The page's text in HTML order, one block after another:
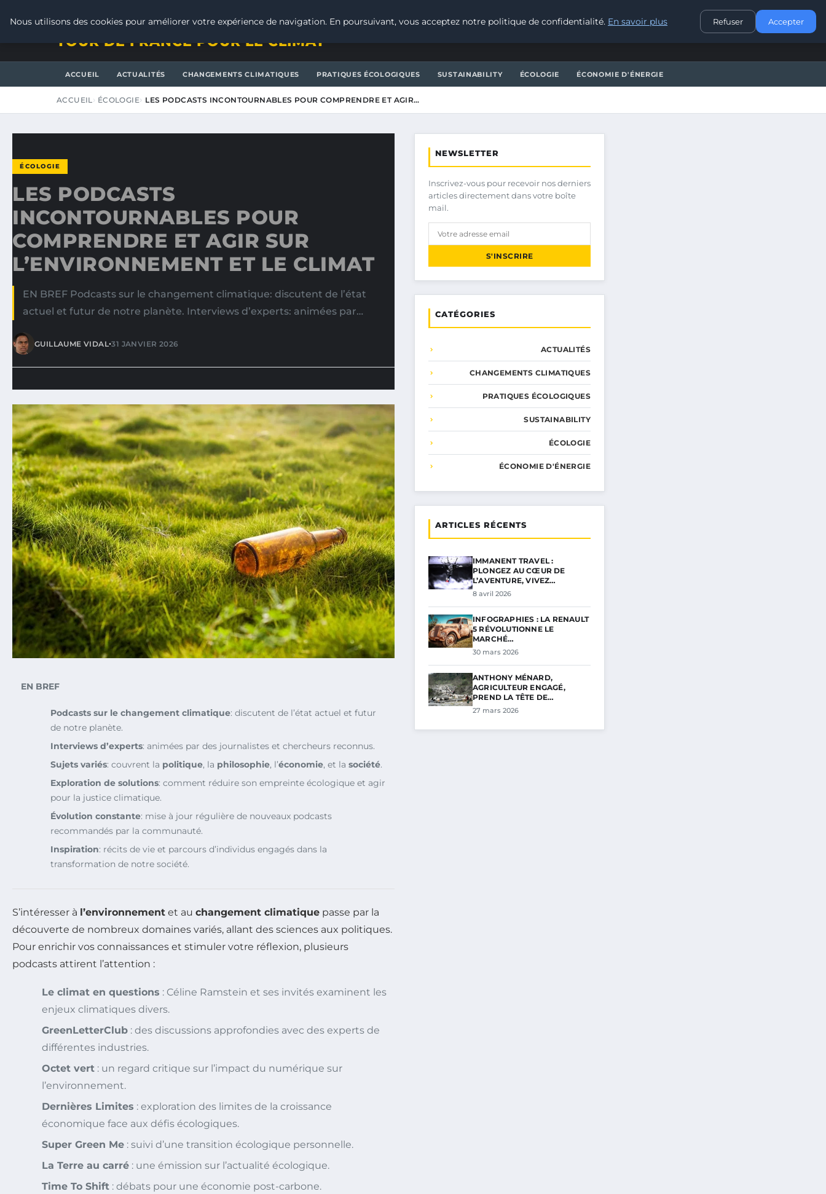
CONTACT
TOUR DE FRANCE POUR LE CLIMAT
ACCUEIL ACTUALITÉS CHANGEMENTS CLIMATIQUES PRATIQUES ÉCOLOGIQUES SUSTAINABILITY ÉCOLOGIE ÉCONOMIE D'ÉNERGIE
ACCUEIL ÉCOLOGIE LES PODCASTS INCONTOURNABLES POUR COMPRENDRE ET AGIR…
ÉCOLOGIE
LES PODCASTS
INCONTOURNABLES POUR
COMPRENDRE ET AGIR SUR
L’ENVIRONNEMENT ET LE CLIMAT
EN BREF Podcasts sur le changement climatique: discutent de l’état
actuel et futur de notre planète. Interviews d’experts: animées par…
GUILLAUME VIDAL•31 JANVIER 2026
EN BREF
Podcasts sur le changement climatique: discutent de l’état actuel et futur
de notre planète.
Interviews d’experts: animées par des journalistes et chercheurs reconnus.
Sujets variés: couvrent la politique, la philosophie, l’économie, et la société.
Exploration de solutions: comment réduire son empreinte écologique et agir
pour la justice climatique.
Évolution constante: mise à jour régulière de nouveaux podcasts
recommandés par la communauté.
Inspiration: récits de vie et parcours d’individus engagés dans la
transformation de notre société.
S’intéresser à l’environnement et au changement climatique passe par la
découverte de nombreux domaines variés, allant des sciences aux politiques.
Pour enrichir vos connaissances et stimuler votre réflexion, plusieurs
podcasts attirent l’attention :
Le climat en questions : Céline Ramstein et ses invités examinent les
enjeux climatiques divers.
GreenLetterClub : des discussions approfondies avec des experts de
différentes industries.
Octet vert : un regard critique sur l’impact du numérique sur
l’environnement.
Dernières Limites : exploration des limites de la croissance
économique face aux défis écologiques.
Super Green Me : suivi d’une transition écologique personnelle.
La Terre au carré : une émission sur l’actualité écologique.
Time To Shift : débats pour une économie post-carbone.
NEWSLETTER
Inscrivez-vous pour recevoir nos derniers
articles directement dans votre boîte
mail.
S'INSCRIRE
CATÉGORIES
ACTUALITÉS
CHANGEMENTS CLIMATIQUES
PRATIQUES ÉCOLOGIQUES
SUSTAINABILITY
ÉCOLOGIE
ÉCONOMIE D'ÉNERGIE
ARTICLES RÉCENTS
IMMANENT TRAVEL :
PLONGEZ AU CŒUR DE
L’AVENTURE, VIVEZ…
8 avril 2026
INFOGRAPHIES : LA RENAULT
5 RÉVOLUTIONNE LE
MARCHÉ…
30 mars 2026
ANTHONY MÉNARD,
AGRICULTEUR ENGAGÉ,
PREND LA TÊTE DE…
27 mars 2026
Nous utilisons des cookies pour améliorer votre expérience de navigation. En poursuivant, vous acceptez notre politique de confidentialité. En savoir plus Refuser Accepter